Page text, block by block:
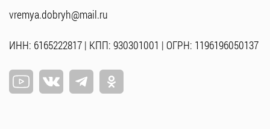
vremya.dobryh@mail.ru
ИНН: 6165222817 | КПП: 930301001 | ОГРН: 1196196050137